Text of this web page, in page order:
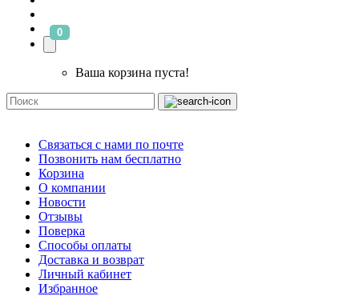
0
Ваша корзина пуста!
Связаться с нами по почте
Позвонить нам бесплатно
Корзина
О компании
Новости
Отзывы
Поверка
Способы оплаты
Доставка и возврат
Личный кабинет
Избранное